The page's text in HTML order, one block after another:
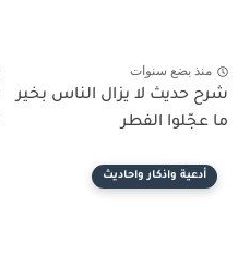
منذ بضع سنوات
شرح حديث لا يزال الناس بخير
ما عجّلوا الفطر
أدعية واذكار واحاديث